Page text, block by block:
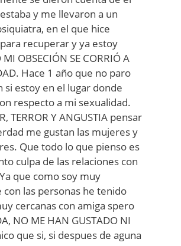
y me llevaron a un
en el que hice
recuperar y ya estoy
OBSECIÓN SE CORRIÓ A
Hace 1 año que no paro
si estoy en el lugar donde
respecto a mi sexualidad.
TERROR Y ANGUSTIA pensar
me gustan las mujeres y
Que todo lo que pienso es
culpa de las relaciones con
que como soy muy
las personas he tenido
cercanas con amiga spero
NO ME HAN GUSTADO NI
que si, si despues de aguna